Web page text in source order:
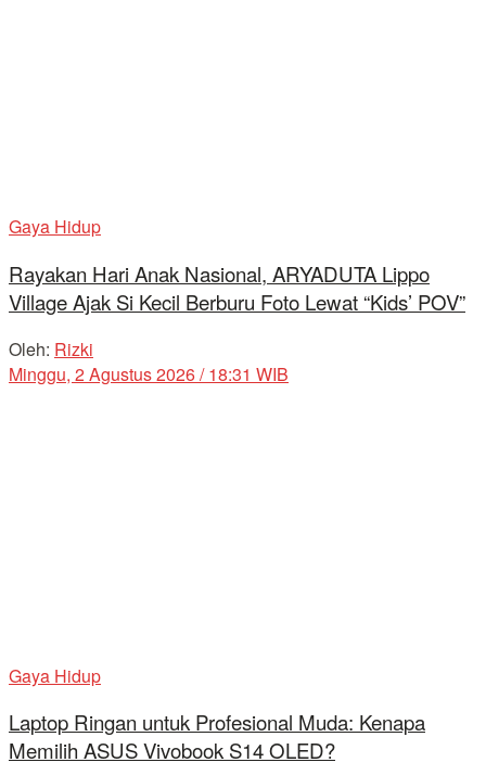
Gaya Hidup
Rayakan Hari Anak Nasional, ARYADUTA Lippo
Village Ajak Si Kecil Berburu Foto Lewat “Kids’ POV”
Oleh: Rizki
Minggu, 2 Agustus 2026 / 18:31 WIB
Gaya Hidup
Laptop Ringan untuk Profesional Muda: Kenapa
Memilih ASUS Vivobook S14 OLED?